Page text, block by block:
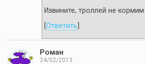
Извините, троллей не кормим.
Ответить
Роман
24/02/2013